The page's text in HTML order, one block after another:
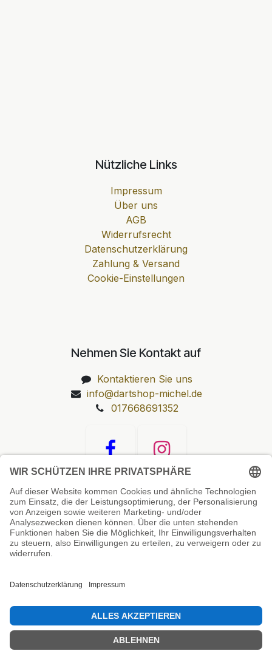
Nützliche Links
Impressum
Über uns
AGB
Widerrufsrecht
Datenschutzerklärung
Zahlung & Versand
Cookie-Einstellungen
Nehmen Sie Kontakt auf
Kontaktieren Sie uns
info@dartshop-michel.de
017668691352
Unsere Prüfsiegel